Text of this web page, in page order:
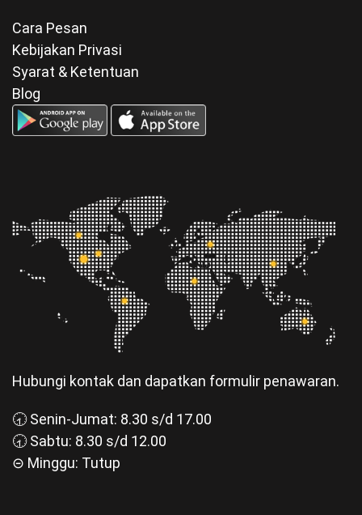
Cara Pesan
Kebijakan Privasi
Syarat & Ketentuan
Blog
Hubungi kontak dan dapatkan formulir penawaran.
🕣 Senin-Jumat: 8.30 s/d 17.00
🕣 Sabtu: 8.30 s/d 12.00
⊝ Minggu: Tutup